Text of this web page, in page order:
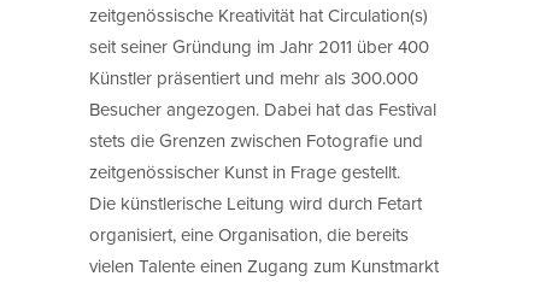
zeitgenössische Kreativität hat Circulation(s)
seit seiner Gründung im Jahr 2011 über 400
Künstler präsentiert und mehr als 300.000
Besucher angezogen. Dabei hat das Festival
stets die Grenzen zwischen Fotografie und
zeitgenössischer Kunst in Frage gestellt.
Die künstlerische Leitung wird durch Fetart
organisiert, eine Organisation, die bereits
vielen Talente einen Zugang zum Kunstmarkt